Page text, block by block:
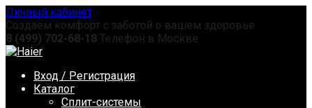
Перейти
к
содержанию
Личный кабинет
Создаем комфорт с заботой о вашем здоровье
8 (499) 702-68-18 Телефон в Москве
Вход / Регистрация
Каталог
Сплит-системы